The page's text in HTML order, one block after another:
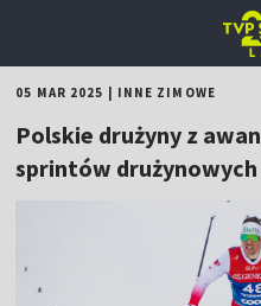
05 MAR 2025 INNE ZIMOWE
Polskie drużyny z
sprintów drużynowych